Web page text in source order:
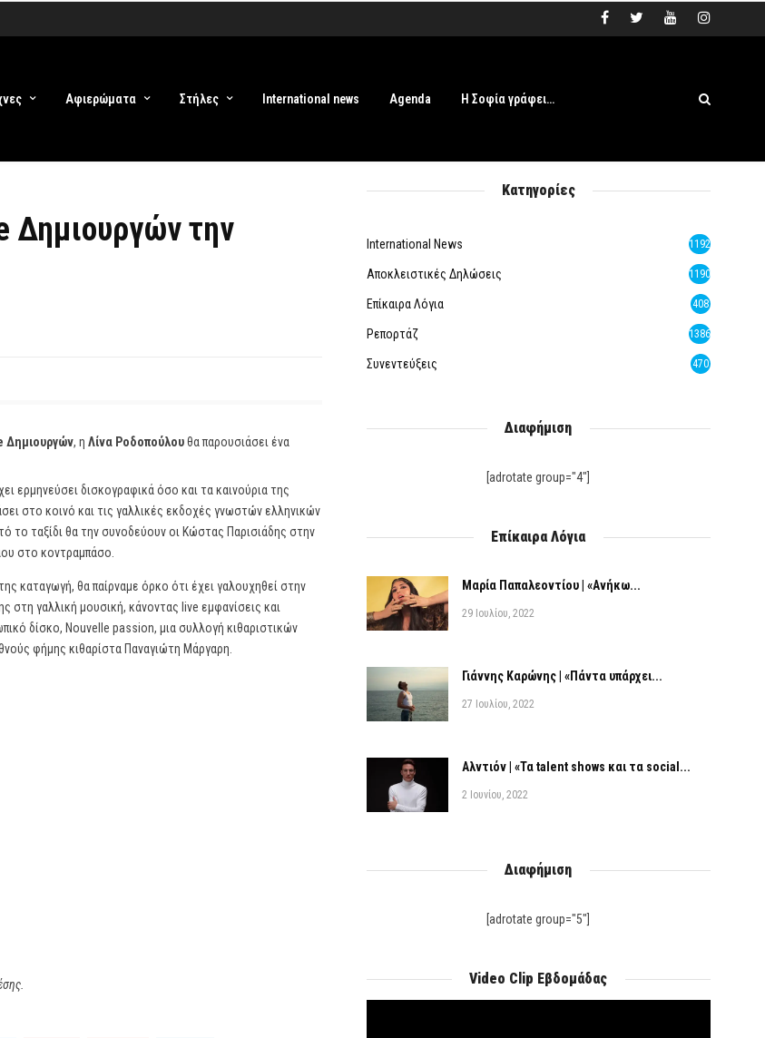
Αφιερώματα Στήλες International news Agenda Η Σοφία γράφει…
Δημιουργών την
Δημιουργών, η Λίνα Ροδοπούλουθα παρουσιάσει ένα
ερμηνεύσει δισκογραφικά όσο και τα καινούρια της
στο κοινό και τις γαλλικές εκδοχές γνωστών ελληνικών
ταξίδι θα την συνοδεύουν οι Κώστας Παρισιάδης στην
στο κοντραμπάσο.
καταγωγή, θα παίρναμε όρκο ότι έχει γαλουχηθεί στην
στη γαλλική μουσική, κάνοντας live εμφανίσεις και
δίσκο, Νοuvelle passion, μια συλλογή κιθαριστικών
φήμης κιθαρίστα Παναγιώτη Μάργαρη.
Κατηγορίες
International News 1192
Αποκλειστικές Δηλώσεις 1190
Επίκαιρα Λόγια 408
Ρεπορτάζ 1386
Συνεντεύξεις 470
Διαφήμιση
[adrotate group="4"]
Επίκαιρα Λόγια
Μαρία Παπαλεοντίου | «Ανήκω...
29 Ιουλίου, 2022
Γιάννης Καρώνης | «Πάντα υπάρχει...
27 Ιουλίου, 2022
Αλντιόν | «Τα talent shows και τα social...
2 Ιουνίου, 2022
Διαφήμιση
[adrotate group="5"]
Video Clip Εβδομάδας